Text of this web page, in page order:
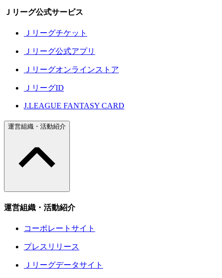
Ｊリーグ公式サービス
Ｊリーグチケット
Ｊリーグ公式アプリ
Ｊリーグオンラインストア
ＪリーグID
J.LEAGUE FANTASY CARD
運営組織・活動紹介
運営組織・活動紹介
コーポレートサイト
プレスリリース
Ｊリーグデータサイト